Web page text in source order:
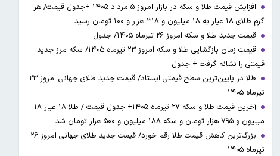
افزایش قیمت طلا و سکه در بازار امروز ۵ مرداد ۱۴۰۵ +جدول قیمت/ هر
گرم طلای ۱۸ عیار به ۱۸ میلیون و ۳۱۸ هزار و ۱۰۰ تومان رسید
قیمت جدید طلا و سکه امروز ۲۶ تیرماه ۱۴۰۵/ جدول
قیمت زمان بازگشایی طلا و سکه امروز ۲۳ تیرماه ۱۴۰۵/ سکه مرز جدید
قیمتی را نشانه گرفت + جدول
طلا در پایین‌ترین سطح قیمتی ایستاد/ قیمت جدید طلای جهانی امروز ۲۳
تیرماه ۱۴۰۵
آخرین قیمت طلا و سکه ۲۷ تیرماه ۱۴۰۵+ جدول قیمت / طلا ۱۸ عیار ۱۸
میلیون و ۷۹۵ هزار تومان و سکه ۱۸۸ میلیون و ۵۰۰ هزار تومان شد
بزرگ‌ترین کاهش قیمت طلا رقم خورد/ قیمت جدید طلای جهانی امروز ۲۶
تیرماه ۱۴۰۵